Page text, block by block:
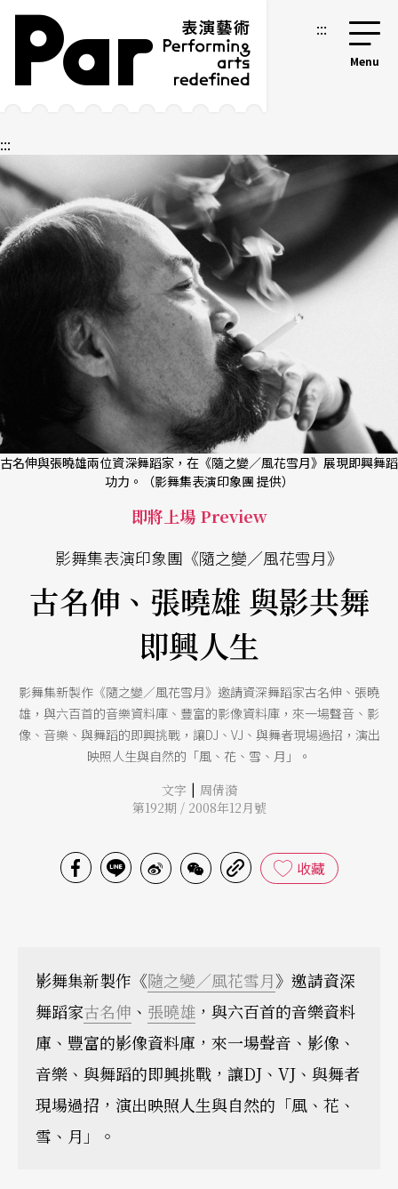
跳到主要內容區塊
網站導覽 :::
:::
古名伸與張曉雄兩位資深舞蹈家，在《隨之變／風花雪月》展現即興舞蹈
功力。（影舞集表演印象團 提供）
即將上場 Preview
影舞集表演印象團《隨之變／風花雪月》
古名伸、張曉雄 與影共舞
即興人生
影舞集新製作《隨之變／風花雪月》邀請資深舞蹈家古名伸、張曉
雄，與六百首的音樂資料庫、豐富的影像資料庫，來一場聲音、影
像、音樂、與舞蹈的即興挑戰，讓DJ、VJ、與舞者現場過招，演出
映照人生與自然的「風、花、雪、月」。
文字 | 周倩漪
第192期 / 2008年12月號
收藏
影舞集新製作《隨之變／風花雪月》邀請資深
舞蹈家古名伸 、 張曉雄 ，與六百首的音樂資料
庫、豐富的影像資料庫，來一場聲音、影像、
音樂、與舞蹈的即興挑戰，讓DJ、VJ、與舞者
現場過招，演出映照人生與自然的「風、花、
雪、月」。